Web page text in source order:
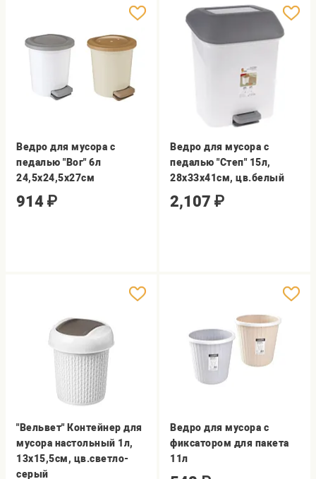
Ведро для мусора с
педалью "Вог" 6л
24,5х24,5х27см
914 ₽
Ведро для мусора с
педалью "Степ" 15л,
28х33х41см, цв.белый
2,107 ₽
"Вельвет" Контейнер для
мусора настольный 1л,
13х15,5см, цв.светло-
серый
Ведро для мусора с
фиксатором для пакета
11л